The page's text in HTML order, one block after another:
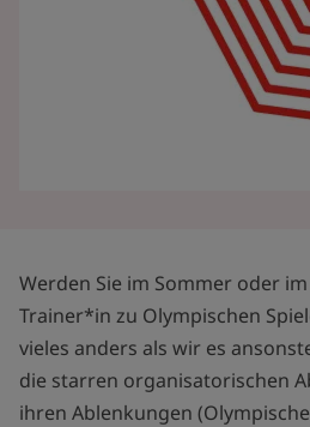
Werden Sie im Sommer oder
Trainer*in zu Olympischen
vieles anders als wir es
die starren organisatorischen
ihren Ablenkungen